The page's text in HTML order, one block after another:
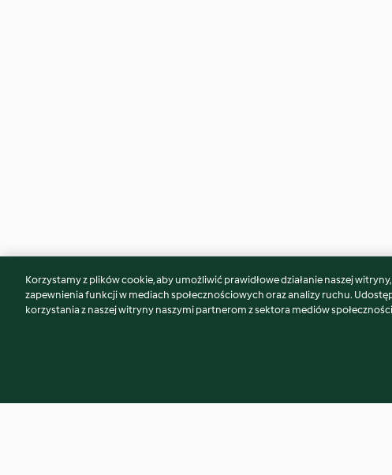
Może spodoba Ci się również...
Korzystamy z plików cookie, aby umożliwić prawidłowe działanie naszej
zapewnienia funkcji w mediach społecznościowych oraz analizy ruchu.
korzystania z naszej witryny naszymi partnerom z sektora mediów